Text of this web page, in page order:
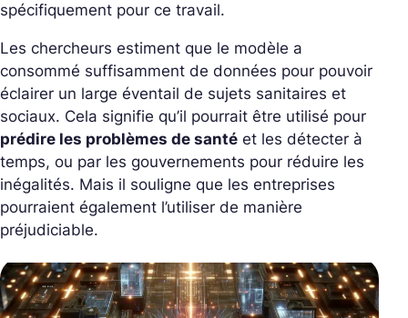
spécifiquement pour ce travail.
Les chercheurs estiment que le modèle a
consommé suffisamment de données pour pouvoir
éclairer un large éventail de sujets sanitaires et
sociaux. Cela signifie qu’il pourrait être utilisé pour
prédire les problèmes de santé et les détecter à
temps, ou par les gouvernements pour réduire les
inégalités. Mais il souligne que les entreprises
pourraient également l’utiliser de manière
préjudiciable.